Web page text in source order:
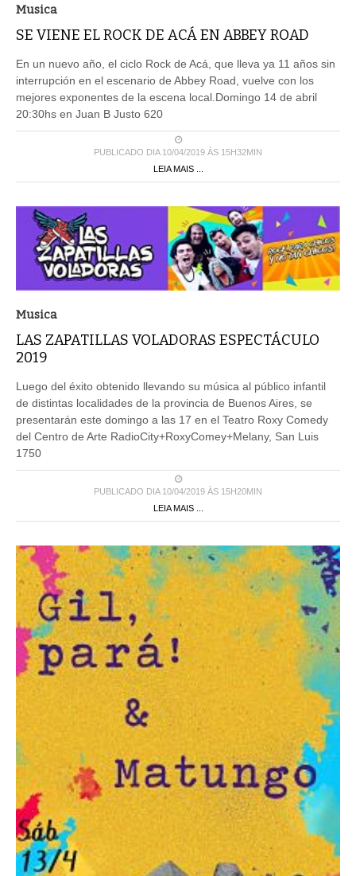
Musica
SE VIENE EL ROCK DE ACÁ EN ABBEY ROAD
En un nuevo año, el ciclo Rock de Acá, que lleva ya 11 años sin
interrupción en el escenario de Abbey Road, vuelve con los
mejores exponentes de la escena local.Domingo 14 de abril
20:30hs en Juan B Justo 620
PUBLICADO DIA 10/04/2019 ÀS 15H32MIN
LEIA MAIS ...
Musica
LAS ZAPATILLAS VOLADORAS ESPECTÁCULO
2019
Luego del éxito obtenido llevando su música al público infantil
de distintas localidades de la provincia de Buenos Aires, se
presentarán este domingo a las 17 en el Teatro Roxy Comedy
del Centro de Arte RadioCity+RoxyComey+Melany, San Luis
1750
PUBLICADO DIA 10/04/2019 ÀS 15H20MIN
LEIA MAIS ...